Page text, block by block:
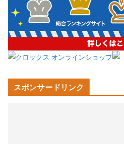
スポンサードリンク